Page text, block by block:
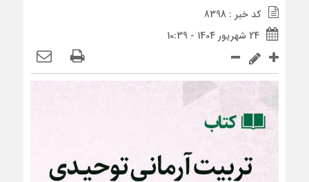
کد خبر : 8398
24 شهریور 1404 - 10:39